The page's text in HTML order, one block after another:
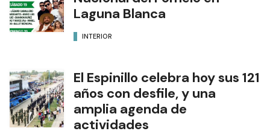
Laguna Blanca
INTERIOR
El Espinillo celebra hoy sus 121
años con desfile, y una
amplia agenda de
actividades